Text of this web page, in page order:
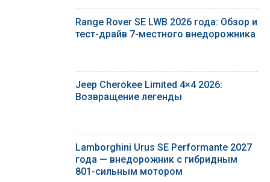
Range Rover SE LWB 2026 года: Обзор и
тест-драйв 7-местного внедорожника
Jeep Cherokee Limited 4×4 2026:
Возвращение легенды
Lamborghini Urus SE Performante 2027
года — внедорожник с гибридным
801-сильным мотором